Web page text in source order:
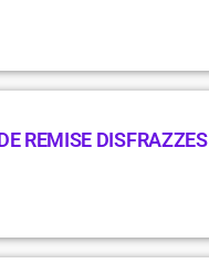
REMISE DISFRAZZES